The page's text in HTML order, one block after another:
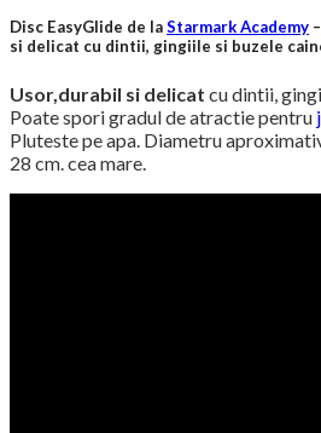
Disc EasyGlide de laStarmark Academy
si delicat cu dintii, gingiile si buzele
Usor,durabil si delicat cu dintii,
Poate spori gradul de atractie pentru
Pluteste pe apa. Diametru
28 cm. cea mare.